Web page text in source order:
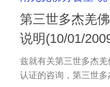
第三世多杰羌
说明(10/01/
兹就有关第三世多杰
认证的咨询，第三世多